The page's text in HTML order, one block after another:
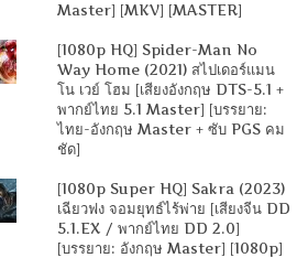
Master] [MKV] [MASTER]
[1080p HQ] Spider-Man No
Way Home (2021) สไปเดอร์แมน
โน เวย์ โฮม [เสียงอังกฤษ DTS-5.1 +
พากย์ไทย 5.1 Master] [บรรยาย:
ไทย-อังกฤษ Master + ซับ PGS คม
ชัด]
[1080p Super HQ] Sakra (2023)
เฉียวฟง จอมยุทธ์ไร้พ่าย [เสียงจีน DD
5.1.EX / พากย์ไทย DD 2.0]
[บรรยาย: อังกฤษ Master] [1080p]